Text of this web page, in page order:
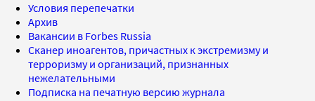
Условия перепечатки
Архив
Вакансии в Forbes Russia
Сканер иноагентов, причастных к экстремизму и
терроризму и организаций, признанных
нежелательными
Подписка на печатную версию журнала